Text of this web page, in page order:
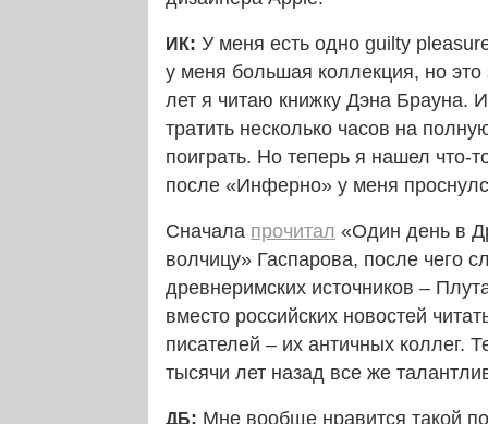
ИК: У меня есть одно guilty
у меня большая коллекция, но
лет я читаю книжку Дэна Брауна.
тратить несколько часов на
поиграть. Но теперь я нашел что-
после «Инферно» у меня
Сначала прочитал «Один день в
волчицу» Гаспарова, после чего
древнеримских источников –
вместо российских новостей
писателей – их античных
тысячи лет назад все же
ДБ: Мне вообще нравится такой